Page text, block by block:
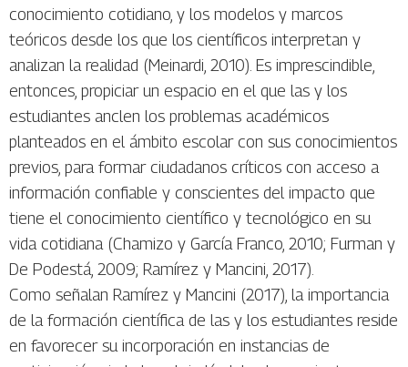
conocimiento cotidiano, y los modelos y marcos
teóricos desde los que los científicos interpretan y
analizan la realidad (Meinardi, 2010). Es imprescindible,
entonces, propiciar un espacio en el que las y los
estudiantes anclen los problemas académicos
planteados en el ámbito escolar con sus conocimientos
previos, para formar ciudadanos críticos con acceso a
información confiable y conscientes del impacto que
tiene el conocimiento científico y tecnológico en su
vida cotidiana (Chamizo y García Franco, 2010; Furman y
De Podestá, 2009; Ramírez y Mancini, 2017).
Como señalan Ramírez y Mancini (2017), la importancia
de la formación científica de las y los estudiantes reside
en favorecer su incorporación en instancias de